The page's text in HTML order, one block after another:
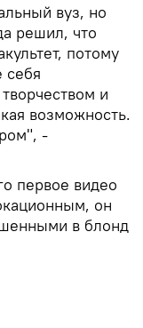
вуз, но
решил, что
потому
себя
и
возможность.
-
первое видео
он
в блонд